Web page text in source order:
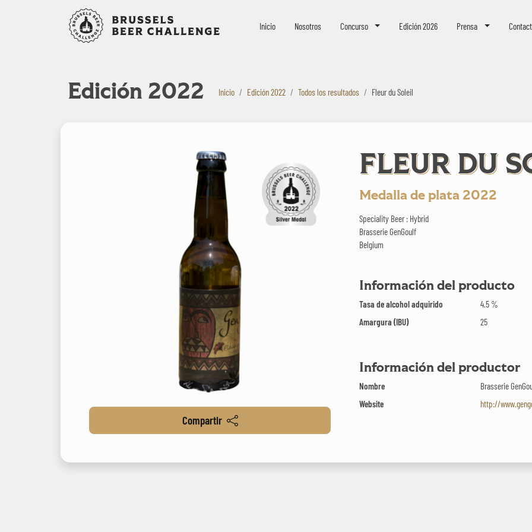
Inicio Nosotros Concurso Edición 2026 Prensa
Edición 2022 Inicio Edición 2022 Todos los resultados Fleur du Soleil
Compartir
FLEUR DU
Medalla de plata 2022
Speciality Beer : Hybrid
Brasserie GenGoulf
Belgium
Información del producto
Tasa de alcohol adquirido
4.5 %
Amargura (IBU)
25
Información del productor
Nombre
Brasserie
Website
http://